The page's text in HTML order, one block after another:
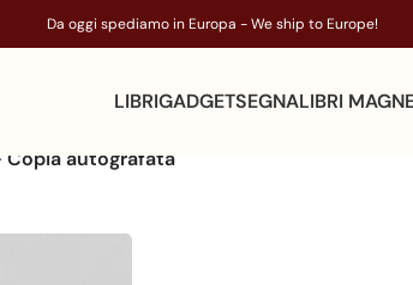
Da oggi spediamo in Europa - We ship to Europe!
LIBRIGADGETSEGNALIBRI
Copia autografata